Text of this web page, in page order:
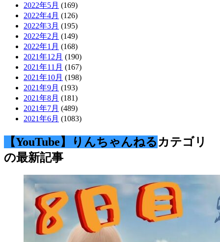
2022年5月 (169)
2022年4月 (126)
2022年3月 (195)
2022年2月 (149)
2022年1月 (168)
2021年12月 (190)
2021年11月 (167)
2021年10月 (198)
2021年9月 (193)
2021年8月 (181)
2021年7月 (489)
2021年6月 (1083)
【YouTube】りんちゃんねる カテゴリ
の最新記事